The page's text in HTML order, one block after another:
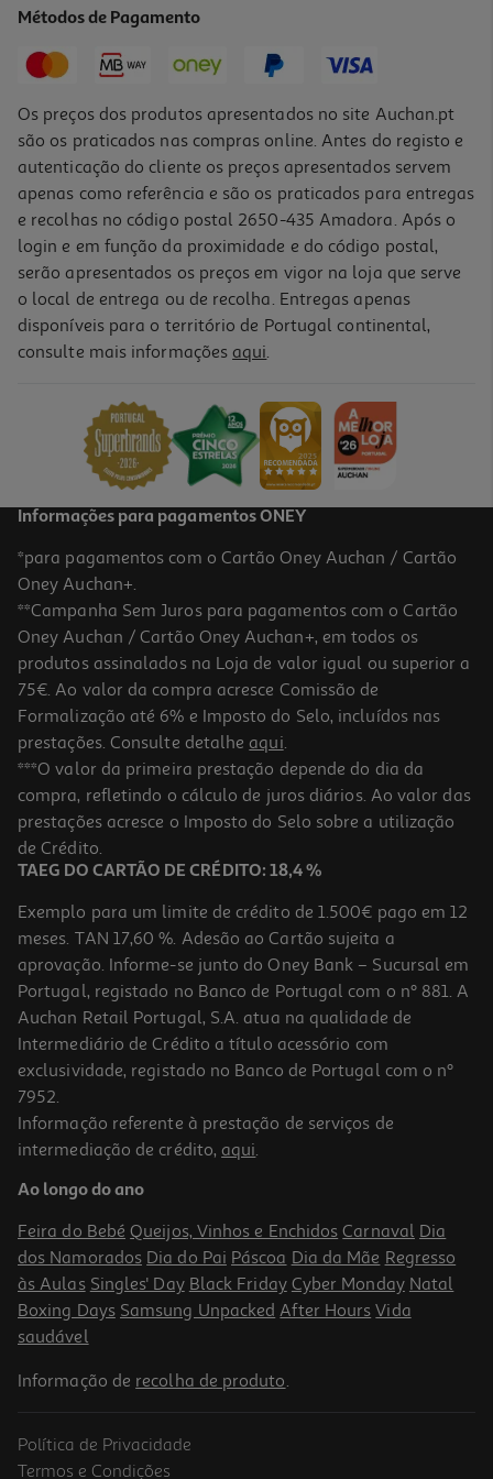
Price reduced from
33,99 €to
Promoção
-58%
Pack Odisseias Massagens Do Mundo A Dois
Price reduced from
24,90 €
-40%
Pack Odisseias Massagem A Dois Anti-Stress
29.9 €/un
Price reduced from
50,00 €to
29,90 €
Promoção
-18%
Pack Presente Odisseias - Spa Para Bebés " " Experiência De Spa
Para 1 Pessoa
44.9 €/un
44,90 €
Promoção
Métodos de Pagamento
Os preços dos produtos apresentados no site Auchan.pt
são os praticados nas compras online. Antes do registo e
autenticação do cliente os preços apresentados servem
apenas como referência e são os praticados para entregas
e recolhas no código postal 2650-435 Amadora. Após o
login e em função da proximidade e do código postal,
serão apresentados os preços em vigor na loja que serve
o local de entrega ou de recolha. Entregas apenas
disponíveis para o território de Portugal continental,
consulte mais informações aqui.
Informações para pagamentos ONEY
*para pagamentos com o Cartão Oney Auchan / Cartão
Oney Auchan+.
**Campanha Sem Juros para pagamentos com o Cartão
Oney Auchan / Cartão Oney Auchan+, em todos os
produtos assinalados na Loja de valor igual ou superior a
75€. Ao valor da compra acresce Comissão de
Formalização até 6% e Imposto do Selo, incluídos nas
prestações. Consulte detalhe aqui.
***O valor da primeira prestação depende do dia da
compra, refletindo o cálculo de juros diários. Ao valor das
prestações acresce o Imposto do Selo sobre a utilização
de Crédito.
TAEG DO CARTÃO DE CRÉDITO: 18,4 %
Exemplo para um limite de crédito de 1.500€ pago em 12
meses. TAN 17,60 %. Adesão ao Cartão sujeita a
aprovação. Informe-se junto do Oney Bank – Sucursal em
Portugal, registado no Banco de Portugal com o nº 881. A
Auchan Retail Portugal, S.A. atua na qualidade de
Intermediário de Crédito a título acessório com
exclusividade, registado no Banco de Portugal com o nº
7952.
Informação referente à prestação de serviços de
intermediação de crédito, aqui.
Ao longo do ano
Feira do Bebé Queijos, Vinhos e Enchidos Carnaval Dia
dos Namorados Dia do Pai Páscoa Dia da Mãe Regresso
às Aulas Singles' Day Black Friday Cyber Monday Natal
Boxing Days Samsung Unpacked After Hours Vida
saudável
Informação de recolha de produto.
Política de Privacidade
Termos e Condições